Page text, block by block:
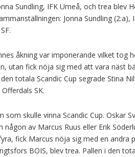
Sundling, IFK Umeå, och trea blev
Jonna Sundling (2:a),
åkning var imponerande vilket tog
utan fick nöja sig med att vara näst
totala Scandic Cup segrade Stina
SK.
skulle vinna Scandic Cup. Oskar
av Marcus Ruus eller Erik
fick Marcus nöja sig med en andra
BOIS, blev trea. Pallen i den